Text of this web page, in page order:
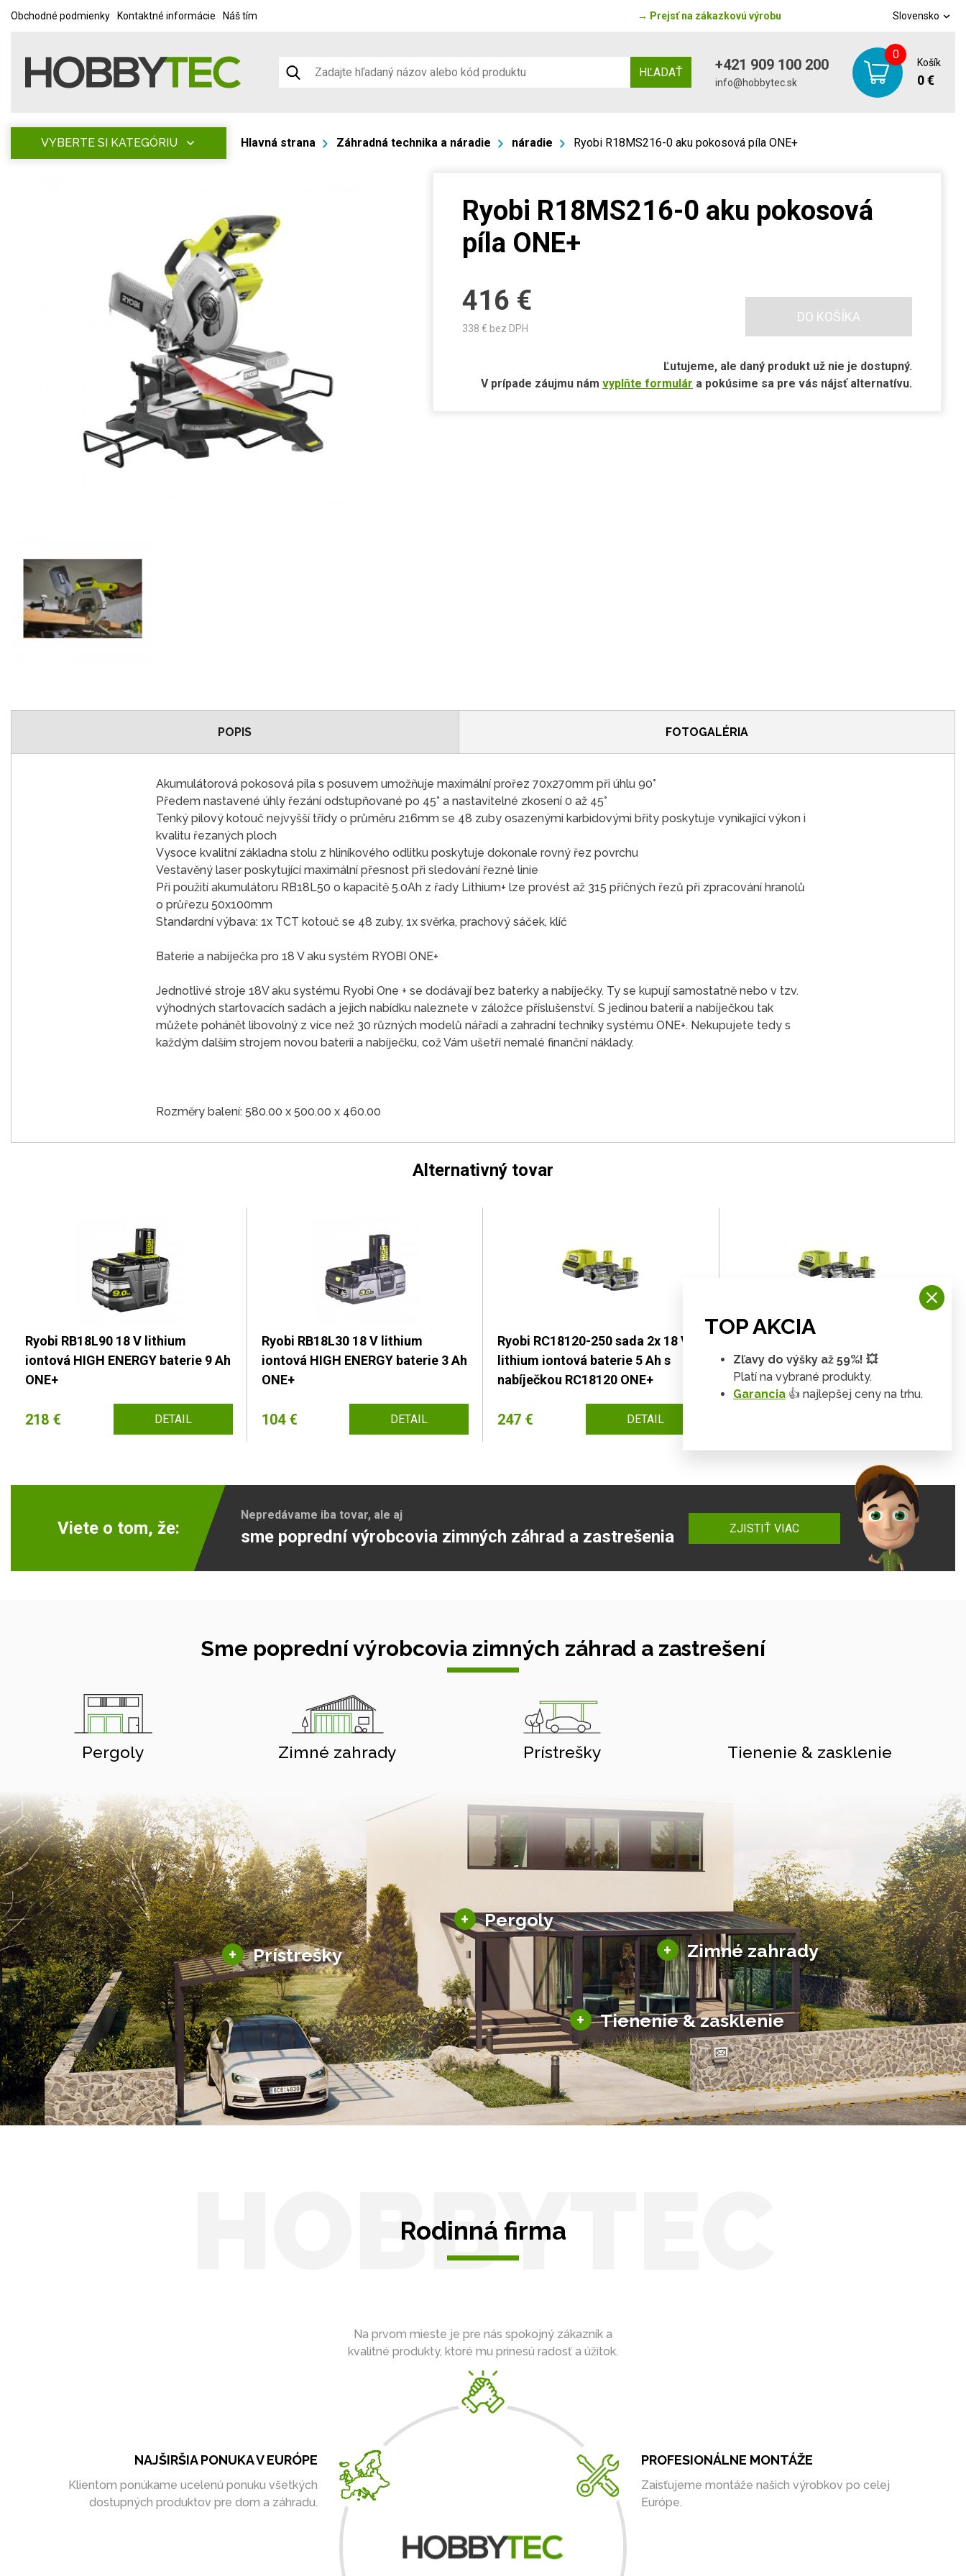
Obchodné podmienky Kontaktné informácie Náš tím → Prejsť na zákazkovú výrobu Slovensko
HĽADAŤ +421 909 100 200
info@hobbytec.sk
0
Košík
0 €
VYBERTE SI KATEGÓRIU Hlavná strana Záhradná technika a náradie náradie Ryobi R18MS216-0 aku pokosová píla ONE+
Ryobi R18MS216-0 aku pokosová
píla ONE+
416 €
338 € bez DPH
DO KOŠÍKA
Ľutujeme, ale daný produkt už nie je dostupný.
V prípade záujmu nám vyplňte formulár a pokúsime sa pre vás nájsť alternatívu.
POPIS FOTOGALÉRIA
Akumulátorová pokosová pila s posuvem umožňuje maximální prořez 70x270mm při úhlu 90°
Předem nastavené úhly řezání odstupňované po 45° a nastavitelné zkosení 0 až 45°
Tenký pilový kotouč nejvyšší třídy o průměru 216mm se 48 zuby osazenými karbidovými břity poskytuje vynikající výkon i
kvalitu řezaných ploch
Vysoce kvalitní základna stolu z hliníkového odlitku poskytuje dokonale rovný řez povrchu
Vestavěný laser poskytující maximální přesnost při sledování řezné linie
Při použití akumulátoru RB18L50 o kapacitě 5.0Ah z řady Lithium+ lze provést až 315 příčných řezů při zpracování hranolů
o průřezu 50x100mm
Standardní výbava: 1x TCT kotouč se 48 zuby, 1x svěrka, prachový sáček, klíč
Baterie a nabíječka pro 18 V aku systém RYOBI ONE+
Jednotlivé stroje 18V aku systému Ryobi One + se dodávají bez baterky a nabíječky. Ty se kupují samostatně nebo v tzv.
výhodných startovacích sadách a jejich nabídku naleznete v záložce příslušenství. S jedinou baterií a nabíječkou tak
můžete pohánět libovolný z více než 30 různých modelů nářadí a zahradní techniky systému ONE+. Nekupujete tedy s
každým dalším strojem novou baterii a nabíječku, což Vám ušetří nemalé finanční náklady.
Rozměry balení: 580.00 x 500.00 x 460.00
Alternativný tovar
Ryobi RB18L90 18 V lithium
iontová HIGH ENERGY baterie 9 Ah
ONE+
218 € DETAIL
Ryobi RB18L30 18 V lithium
iontová HIGH ENERGY baterie 3 Ah
ONE+
104 € DETAIL
Ryobi RC18120-250 sada 2x 18 V
lithium iontová baterie 5 Ah s
nabíječkou RC18120 ONE+
247 € DETAIL
lithium iontová baterie 4 Ah s
nabíječkou RC18120 ONE+
Viete o tom, že:
Nepredávame iba tovar, ale aj
sme poprední výrobcovia zimných záhrad a zastrešenia ZJISTIŤ VIAC
Sme poprední výrobcovia zimných záhrad a zastrešení
Pergoly Zimné zahrady Prístrešky Tienenie & zasklenie
+ Pergoly
Hliníkové pergoly
Bioklimatické pergoly
Altány a zastrešenie
Solárne pergoly
+ Zimné zahrady
Sezónne zimné záhrady
Hliníkové zimné záhrady
Posuvné zimné záhrady
Solárne zimné záhrady
+ Prístrešky
Hliníkové prístrešky
Solárne prístrešky pre auto
+ Tienenie & zasklenie
Tienenie
Zasklenie
HOBBYTEC
Rodinná firma
Na prvom mieste je pre nás spokojný zákazník a
kvalitné produkty, ktoré mu prinesú radosť a úžitok.
PROFESIONÁLNE MONTÁŽE
Zaisťujeme montáže našich výrobkov po celej
Európe.
NAJŠIRŠIA PONUKA V EURÓPE
Klientom ponúkame ucelenú ponuku všetkých
dostupných produktov pre dom a záhradu.
TOP AKCIA
Zľavy do výšky až 59%! 💥
Platí na vybrané produkty.
Garancia 👍 najlepšej ceny na trhu.